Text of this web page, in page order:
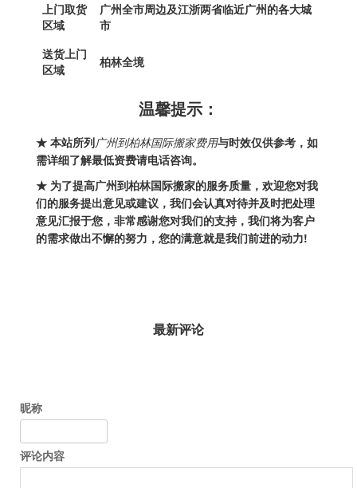
上门取货
区域
广州全市周边及江浙两省临近广州的各大城
市
送货上门
区域
柏林全境
温馨提示：
★ 本站所列广州到柏林国际搬家费用与时效仅供参考，如
需详细了解最低资费请电话咨询。
★ 为了提高广州到柏林国际搬家的服务质量，欢迎您对我
们的服务提出意见或建议，我们会认真对待并及时把处理
意见汇报于您，非常感谢您对我们的支持，我们将为客户
的需求做出不懈的努力，您的满意就是我们前进的动力!
最新评论
昵称
评论内容